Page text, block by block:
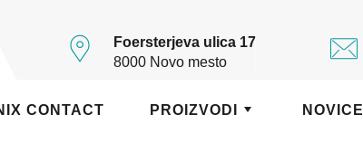
Foersterjeva ulica 17
8000 Novo mesto
CONTACT PROIZVODI NOVICE